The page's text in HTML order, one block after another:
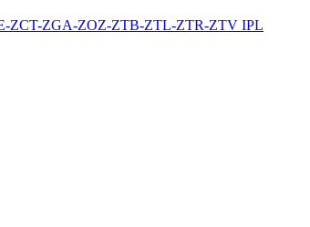
ZCT-ZGA-ZOZ-ZTB-ZTL-ZTR-ZTV IPL